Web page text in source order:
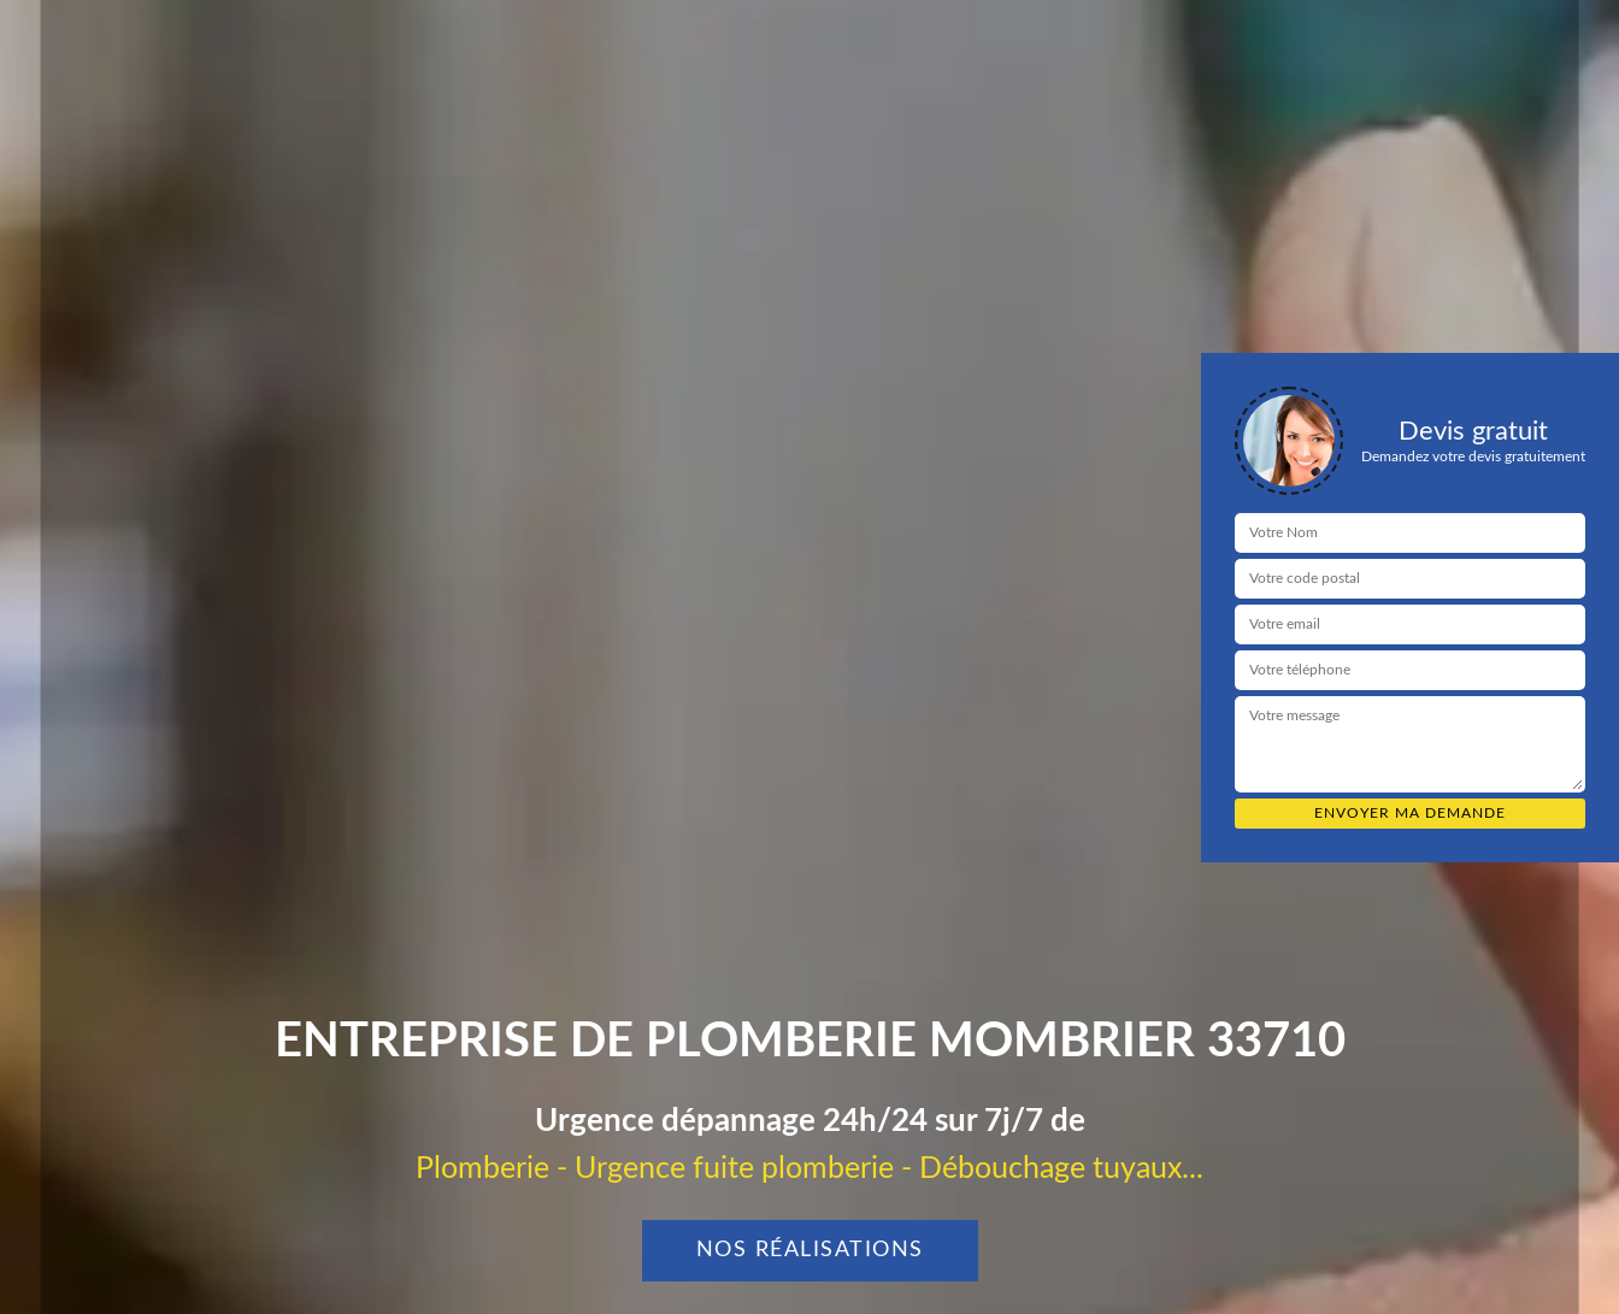
ENTREPRISE DE PLOMBERIE MOMBRIER 33710
Urgence dépannage 24h/24 sur 7j/7 de
Plomberie - Urgence fuite plomberie - Débouchage tuyaux...
NOS RÉALISATIONS
Devis gratuit
Demandez votre devis gratuitement